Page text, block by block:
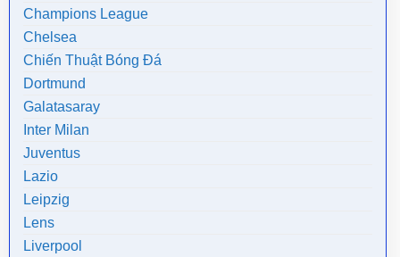
Champions League
Chelsea
Chiến Thuật Bóng Đá
Dortmund
Galatasaray
Inter Milan
Juventus
Lazio
Leipzig
Lens
Liverpool